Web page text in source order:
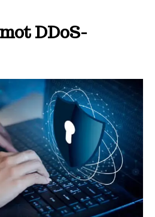
DDoS-